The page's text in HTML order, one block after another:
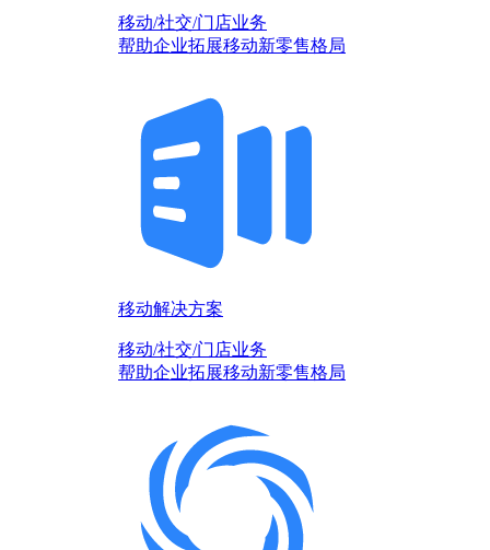
移动/社交/门店业务
帮助企业拓展移动新零售格局
移动解决方案
移动/社交/门店业务
帮助企业拓展移动新零售格局